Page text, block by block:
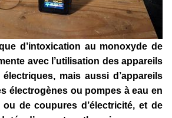
d’intoxication au monoxyde de
avec l’utilisation des appareils
mais aussi d’appareils
électrogènes ou pompes à eau en
ou de coupures d’électricité, et de